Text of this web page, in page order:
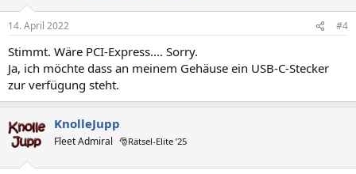
14. April 2022 #4
Stimmt. Wäre PCI-Express.... Sorry.
Ja, ich möchte dass an meinem Gehäuse ein USB-C-Stecker
zur verfügung steht.
KnolleJupp
Fleet Admiral 🎅Rätsel-Elite ’25